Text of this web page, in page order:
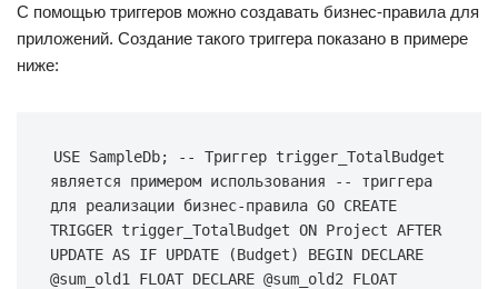
С помощью триггеров можно создавать бизнес-правила для
приложений. Создание такого триггера показано в примере
ниже:
USE SampleDb; -- Триггер trigger_TotalBudget
является примером использования -- триггера
для реализации бизнес-правила GO CREATE
TRIGGER trigger_TotalBudget ON Project AFTER
UPDATE AS IF UPDATE (Budget) BEGIN DECLARE
@sum_old1 FLOAT DECLARE @sum_old2 FLOAT